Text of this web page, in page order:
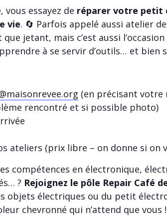
vous essayez de réparer votre petit
vie. 🔄 Parfois appelé aussi atelier
jetant, mais c’est aussi
à se servir d’outils… et bien
(en précisant votre
rencontré et si possible photo)
ateliers (prix libre – on donne si on
compétences en électronique,
? Rejoignez le pôle Repair Café
objets électriques ou du petit
chevronné qui n’attend que vous